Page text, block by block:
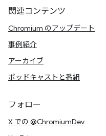
関連コンテンツ
Chromium のアップデート
事例紹介
アーカイブ
ポッドキャストと番組
フォロー
X での @ChromiumDev